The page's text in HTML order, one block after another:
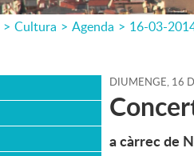
> Cultura > Agenda > 16-03-
DIUMENGE, 16
a càrrec de